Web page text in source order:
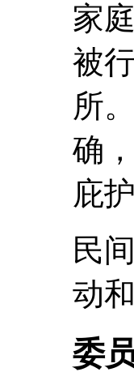
家
被
所
确
庇
民
动
委